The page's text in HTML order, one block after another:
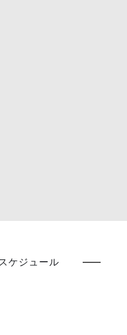
ケジュール